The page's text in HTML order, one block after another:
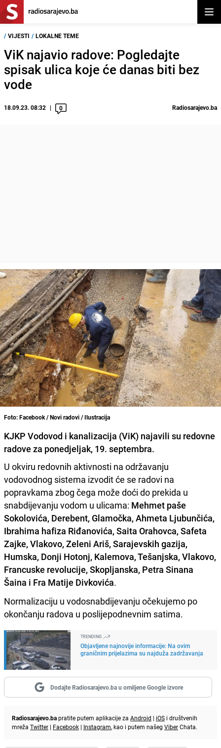
/ VIJESTI / LOKALNE TEME
ViK najavio radove: Pogledajte
spisak ulica koje će danas biti bez
vode
18.09.23. 08:32 0 Radiosarajevo.ba
Foto: Facebook / Novi radovi / Ilustracija
KJKP Vodovod i kanalizacija (ViK) najavili su redovne
radove za ponedjeljak, 19. septembra.
U okviru redovnih aktivnosti na održavanju
vodovodnog sistema izvodit će se radovi na
popravkama zbog čega može doći do prekida u
snabdijevanju vodom u ulicama: Mehmet paše
Sokolovića, Derebent, Glamočka, Ahmeta Ljubunčića,
Ibrahima hafiza Riđanovića, Saita Orahovca, Safeta
Zajke, Vlakovo, Zeleni Ariš, Sarajevskih gazija,
Humska, Donji Hotonj, Kalemova, Tešanjska, Vlakovo,
Francuske revolucije, Skopljanska, Petra Sinana
Šaina i Fra Matije Divkovića.
Normalizaciju u vodosnabdijevanju očekujemo po
okončanju radova u poslijepodnevnim satima.
TRENDING
Objavljene najnovije informacije: Na ovim
graničnim prijelazima su najduža zadržavanja
Dodajte Radiosarajevo.ba u omiljene Google izvore
Radiosarajevo.bapratite putem aplikacije za Android | iOS i društvenih
mreža Twitter | Facebook | Instagram, kao i putem našeg ViberChata.